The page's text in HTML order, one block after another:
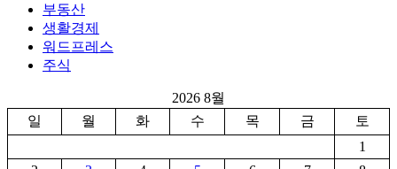
부동산
생활경제
워드프레스
주식
2026 8월
일
월 화 수 목 금
토
1